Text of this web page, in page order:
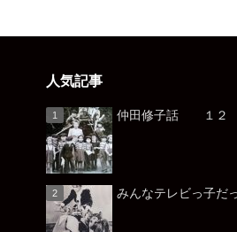
人気記事
仲田修子話 １２
みんなテレビ